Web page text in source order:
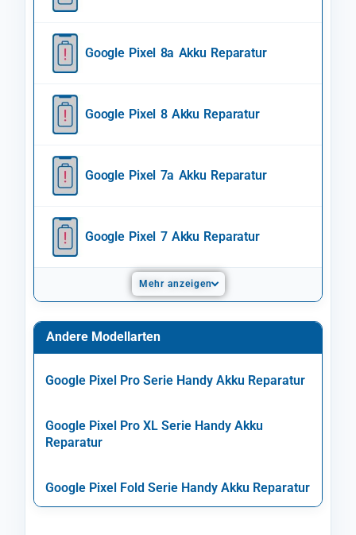
Google Pixel 8a Akku Reparatur
Google Pixel 8 Akku Reparatur
Google Pixel 7a Akku Reparatur
Google Pixel 7 Akku Reparatur
Mehr anzeigen
Andere Modellarten
Google Pixel Pro Serie Handy Akku Reparatur
Google Pixel Pro XL Serie Handy Akku
Reparatur
Google Pixel Fold Serie Handy Akku Reparatur